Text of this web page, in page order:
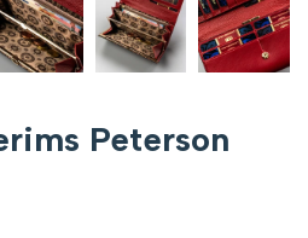
Peterson